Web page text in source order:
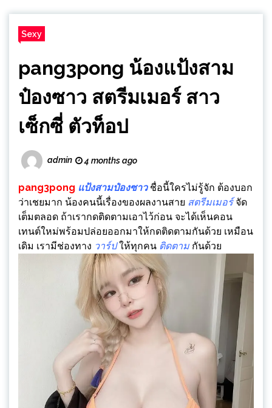
Sexy
pang3pong น้องแป้งสาม
ป๋องซาว สตรีมเมอร์ สาว
เซ็กซี่ ตัวท็อป
admin 4 months ago
pang3pong แป้งสามป๋องซาวชื่อนี้ใครไม่รู้จัก ต้องบอก
ว่าเชยมาก น้องคนนี้เรื่องของผลงานสาย สตรีมเมอร์จัด
เต็มตลอด ถ้าเรากดติดตามเอาไว้ก่อน จะได้เห็นคอน
เทนต์ใหม่พร้อมปล่อยออกมาให้กดติดตามกันด้วย เหมือน
เดิม เรามีช่องทาง วาร์ปให้ทุกคน ติดตาม กันด้วย